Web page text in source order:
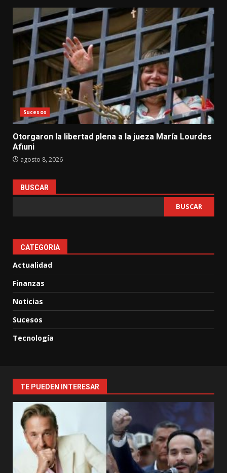
Sucesos
Otorgaron la libertad plena a la jueza María Lourdes
Afiuni
agosto 8, 2026
BUSCAR
BUSCAR
CATEGORIA
Actualidad
Finanzas
Noticias
Sucesos
Tecnología
TE PUEDEN INTERESAR